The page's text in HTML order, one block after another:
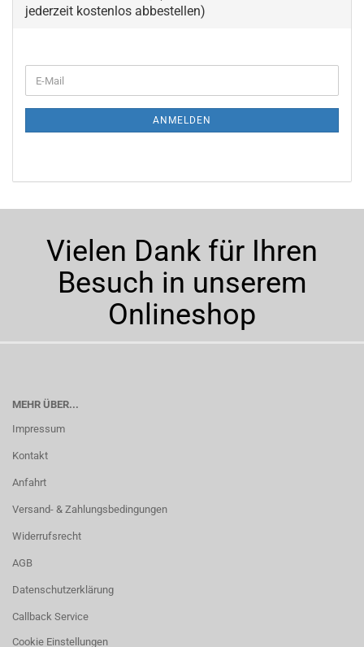
jederzeit kostenlos abbestellen)
ZUR
E-
Mail
ANMELDEN
Vielen Dank für Ihren
Besuch in unserem
Onlineshop
MEHR ÜBER...
Impressum
Kontakt
Anfahrt
Versand- & Zahlungsbedingungen
Widerrufsrecht
AGB
Datenschutzerklärung
Callback Service
Cookie Einstellungen